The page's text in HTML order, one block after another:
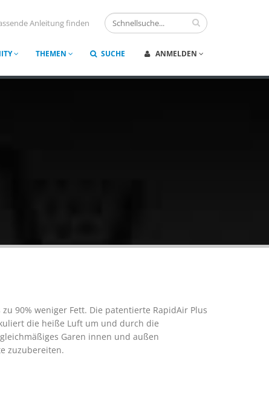
Anleitung finden
THEMEN SUCHE ANMELDEN
90% weniger Fett. Die patentierte RapidAir Plus
die heiße Luft um und durch die
Garen innen und außen
zuzubereiten.